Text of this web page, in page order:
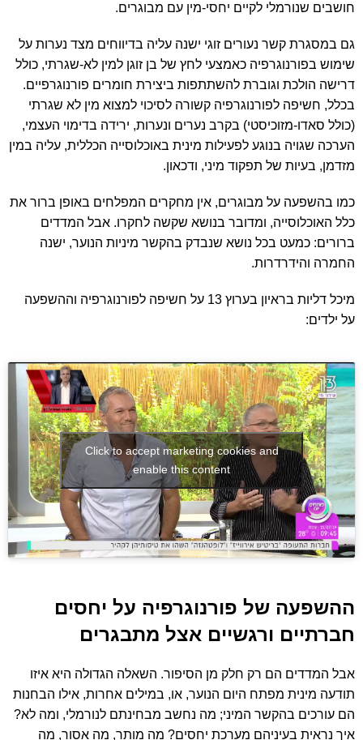
חושבים שנורמלי לקיים יחסי-מין עם מבוגרים.
גם במסגרת קשר נעורים זוגי ישנה עליה בדיווחים מצד נערות על
שימוש בפורנוגרפיה כאמצעי לחץ של בן זוגן למין לא-שגרתי, כולל
דרישה הולכת וגוברת להשתתפות ביצירת חומרים פורנוגרפיים.
בכלל, חשיפה לפורנוגרפיה קשורה לסיכוי למצוא מין לא שגרתי
(כולל סאדו-מזוכיסטי) בקרב נערים ונערות, ירידה בדימוי העצמי,
הערכה שגויה בנוגע לפעילות מינית באוכלוסייה הכללית, עליה במין
מזדמן, בעיות של תפקוד מיני, ודכאון.
כמו בהשפעה על מבוגרים, אין מחקרים המפלחים באופן ברור את
כלל האוכלוסייה, ומדובר בנושא שקשה לחקרו. אבל המדדים
ברורים: כמעט בכל נושא שנבדק בהקשר מיניות הנוער, ישנה
החמרה והידרדרות.
מיכל דליות בראיון בערוץ 13 על חשיפה לפורנוגרפיה וההשפעה
על ילדים:
Click to accept marketing cookies and
enable this content
ההשפעה של פורנוגרפיה על יחסים
חברתיים ורגשיים אצל מתבגרים
אבל המדדים הם רק חלק מן הסיפור. השאלה הגדולה היא איזו
תודעה מינית מפתח היום הנוער, או, במילים אחרות, אילו הבחנות
הם עורכים בהקשר המיני; מה נחשב מבחינתם לנורמלי, ומה לא?
איך נראית בעיניהם מערכת יחסים? מה מותר, מה אסור, מה